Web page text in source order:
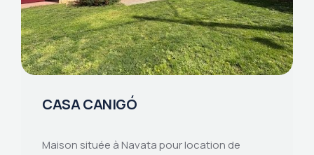
CASA CANIGÓ
Maison située à Navata pour location de